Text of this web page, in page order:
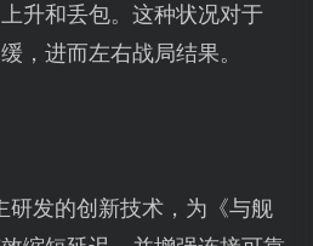
升和丢包。这种状况对于
，进而左右战局结果。
研发的创新技术，为《与舰